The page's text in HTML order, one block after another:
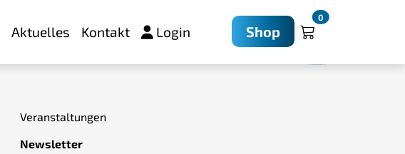
Aktuelles Kontakt Login Shop
0
Veranstaltungen
Newsletter